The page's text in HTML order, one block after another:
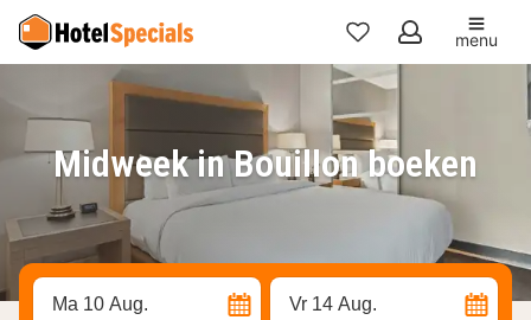
Mijn
favorieten
menu
Midweek in Bouillon boeken
Ma 10 Aug. Vr 14 Aug.